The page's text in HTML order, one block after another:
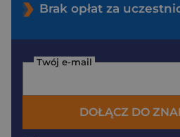
Brak opłat za
Twój e-mail
DOŁĄCZ DO